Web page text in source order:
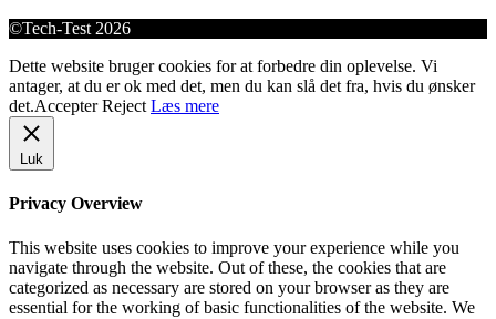
©Tech-Test 2026
Dette website bruger cookies for at forbedre din oplevelse. Vi
antager, at du er ok med det, men du kan slå det fra, hvis du ønsker
det.Accepter Reject Læs mere
Luk
Privacy Overview
This website uses cookies to improve your experience while you
navigate through the website. Out of these, the cookies that are
categorized as necessary are stored on your browser as they are
essential for the working of basic functionalities of the website. We